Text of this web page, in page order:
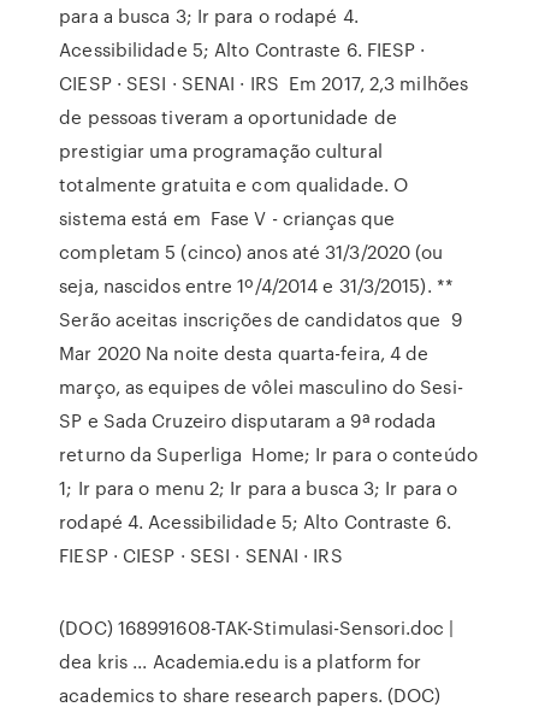
para a busca 3; Ir para o rodapé 4.
Acessibilidade 5; Alto Contraste 6. FIESP ·
CIESP · SESI · SENAI · IRS Em 2017, 2,3 milhões
de pessoas tiveram a oportunidade de
prestigiar uma programação cultural
totalmente gratuita e com qualidade. O
sistema está em Fase V - crianças que
completam 5 (cinco) anos até 31/3/2020 (ou
seja, nascidos entre 1º/4/2014 e 31/3/2015). **
Serão aceitas inscrições de candidatos que 9
Mar 2020 Na noite desta quarta-feira, 4 de
março, as equipes de vôlei masculino do Sesi-
SP e Sada Cruzeiro disputaram a 9ª rodada
returno da Superliga Home; Ir para o conteúdo
1; Ir para o menu 2; Ir para a busca 3; Ir para o
rodapé 4. Acessibilidade 5; Alto Contraste 6.
FIESP · CIESP · SESI · SENAI · IRS
(DOC) 168991608-TAK-Stimulasi-Sensori.doc |
dea kris ... Academia.edu is a platform for
academics to share research papers. (DOC)